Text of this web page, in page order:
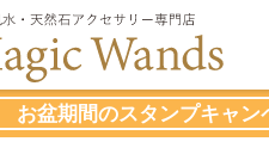
お盆期間のスタンプキャン